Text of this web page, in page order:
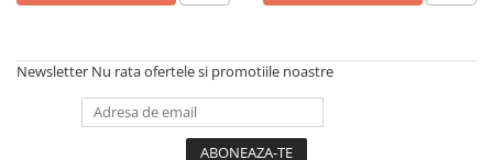
Newsletter Nu rata ofertele si promotiile noastre